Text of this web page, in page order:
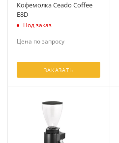
Кофемолка Ceado Coffee
E8D
Под заказ
Цена по запросу
ЗАКАЗАТЬ